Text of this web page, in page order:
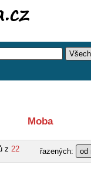
Moba
z 22 řazených: